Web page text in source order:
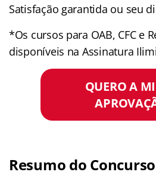
Satisfação garantida ou seu
*Os cursos para OAB, CFC e
disponíveis na Assinatura
QUERO A
Resumo do